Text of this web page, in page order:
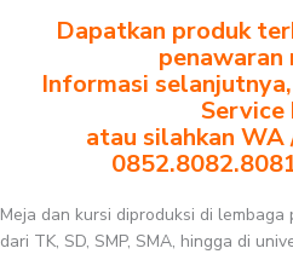
Dapatkan produk
penawaran
Informasi
Service
atau silahkan WA
Meja dan kursi diproduksi di lembaga
dari TK, SD, SMP, SMA, hingga di